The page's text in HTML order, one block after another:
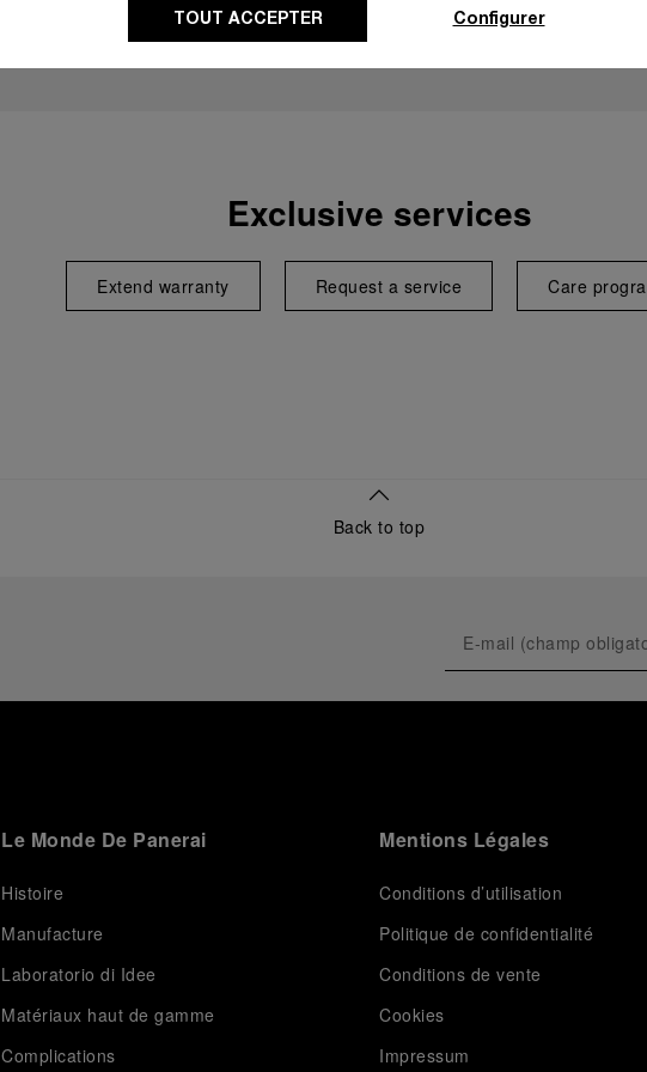
Exclusive services
Extend warranty Request a service Care
Back to top
Le Monde De Panerai
Histoire
Manufacture
Laboratorio di Idee
Matériaux haut de gamme
Complications
Mentions Légales
Conditions d’utilisation
Politique de confidentialité
Conditions de vente
Cookies
Impressum
TOUT ACCEPTER Configurer